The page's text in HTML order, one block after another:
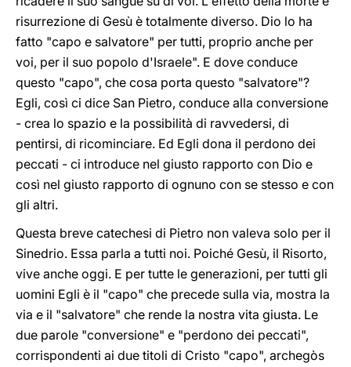
risurrezione di Gesù è totalmente diverso. Dio lo ha
fatto "capo e salvatore" per tutti, proprio anche per
voi, per il suo popolo d'Israele". E dove conduce
questo "capo", che cosa porta questo "salvatore"?
Egli, così ci dice San Pietro, conduce alla conversione
- crea lo spazio e la possibilità di ravvedersi, di
pentirsi, di ricominciare. Ed Egli dona il perdono dei
peccati - ci introduce nel giusto rapporto con Dio e
così nel giusto rapporto di ognuno con se stesso e con
gli altri.
Questa breve catechesi di Pietro non valeva solo per il
Sinedrio. Essa parla a tutti noi. Poiché Gesù, il Risorto,
vive anche oggi. E per tutte le generazioni, per tutti gli
uomini Egli è il "capo" che precede sulla via, mostra la
via e il "salvatore" che rende la nostra vita giusta. Le
due parole "conversione" e "perdono dei peccati",
corrispondenti ai due titoli di Cristo "capo", archegòs